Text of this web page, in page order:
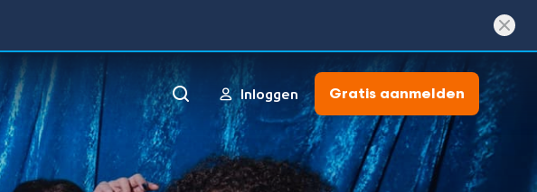
Inloggen Gratis aanmelden